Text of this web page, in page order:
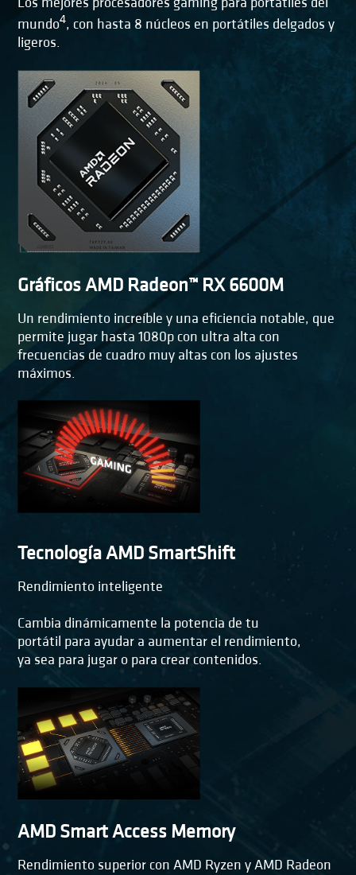
mundo4, con hasta 8 núcleos en portátiles delgados y
ligeros.
Gráficos AMD Radeon™ RX 6600M
Un rendimiento increíble y una eficiencia notable, que
permite jugar hasta 1080p con ultra alta con
frecuencias de cuadro muy altas con los ajustes
máximos.
Tecnología AMD SmartShift
Rendimiento inteligente
Cambia dinámicamente la potencia de tu
portátil para ayudar a aumentar el rendimiento,
ya sea para jugar o para crear contenidos.
AMD Smart Access Memory
Rendimiento superior con AMD Ryzen y AMD Radeon